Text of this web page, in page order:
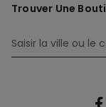
Trouver Une